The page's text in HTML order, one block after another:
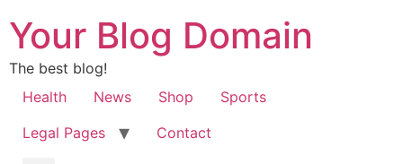
Your Blog Domain
The best blog!
Health
News Shop
Sports
Legal Pages
Contact